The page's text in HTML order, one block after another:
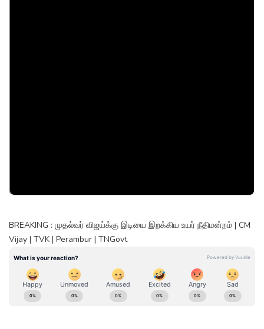
BREAKING : முதல்வர் விஜய்க்கு இடியை இறக்கிய உயர் நீதிமன்றம் | CM
Vijay | TVK | Perambur | TNGovt